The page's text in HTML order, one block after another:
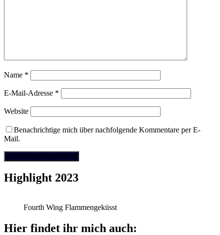
Name *
E-Mail-Adresse *
Website
Benachrichtige mich über nachfolgende Kommentare per E-
Mail.
Highlight 2023
Fourth Wing Flammengeküsst
Hier findet ihr mich auch: